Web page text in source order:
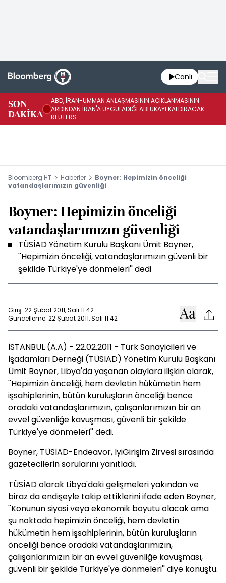
Canlı
SON
DAKİKA
ABD, İRAN-UMMAN ANLAŞMASININ AÇIKLANMASININ
ARDINDAN İRAN'A UYGULADIĞI ABLUKAYI KALDIRACAK -
REUTERS
Bloomberg HT Haberler
Boyner: Hepimizin önceliği
vatandaşlarımızın güvenliği
Boyner: Hepimizin önceliği
vatandaşlarımızın güvenliği
TÜSİAD Yönetim Kurulu Başkanı Ümit Boyner,
''Hepimizin önceliği, vatandaşlarımızın güvenli bir
şekilde Türkiye'ye dönmeleri'' dedi
Giriş: 22 Şubat 2011, Salı 11:42
Güncelleme: 22 Şubat 2011, Salı 11:42
İSTANBUL (A.A) - 22.02.2011 - Türk Sanayicileri ve
İşadamları Derneği (TÜSİAD) Yönetim Kurulu Başkanı
Ümit Boyner, Libya'da yaşanan olaylara ilişkin olarak,
''Hepimizin önceliği, hem devletin hükümetin hem
işsahiplerinin, bütün kuruluşların önceliği bence
oradaki vatandaşlarımızın, çalışanlarımızın bir an
evvel güvenliğe kavuşması, güvenli bir şekilde
Türkiye'ye dönmeleri'' dedi.
Boyner, TÜSİAD-Endeavor, İyiGirişim Zirvesi sırasında
gazetecilerin sorularını yanıtladı.
TÜSİAD olarak Libya'daki gelişmeleri yakından ve
biraz da endişeyle takip ettiklerini ifade eden Boyner,
''Konunun siyasi veya ekonomik boyutu olacak ama
şu noktada hepimizin önceliği, hem devletin
hükümetin hem işsahiplerinin, bütün kuruluşların
önceliği bence oradaki vatandaşlarımızın,
çalışanlarımızın bir an evvel güvenliğe kavuşması,
güvenli bir şekilde Türkiye'ye dönmeleri'' diye konuştu.